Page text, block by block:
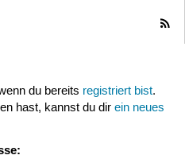
du bereits registriert bist.
hast, kannst du dir ein neues